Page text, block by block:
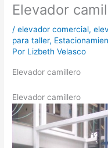
Elevador
/elevador comercial,
para taller,
Por Lizbeth Velasco
Elevador camillero
Elevador camillero